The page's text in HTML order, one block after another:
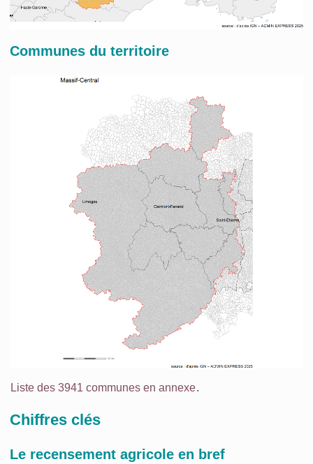
Communes du territoire
Liste des 3941 communes en annexe.
Chiffres clés
Le recensement agricole en bref